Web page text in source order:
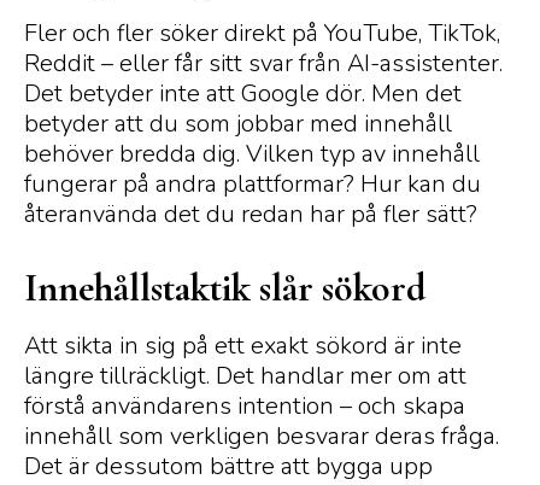
Fler och fler söker direkt på YouTube, TikTok,
Reddit – eller får sitt svar från AI-assistenter.
Det betyder inte att Google dör. Men det
betyder att du som jobbar med innehåll
behöver bredda dig. Vilken typ av innehåll
fungerar på andra plattformar? Hur kan du
återanvända det du redan har på fler sätt?
Innehållstaktik slår sökord
Att sikta in sig på ett exakt sökord är inte
längre tillräckligt. Det handlar mer om att
förstå användarens intention – och skapa
innehåll som verkligen besvarar deras fråga.
Det är dessutom bättre att bygga upp